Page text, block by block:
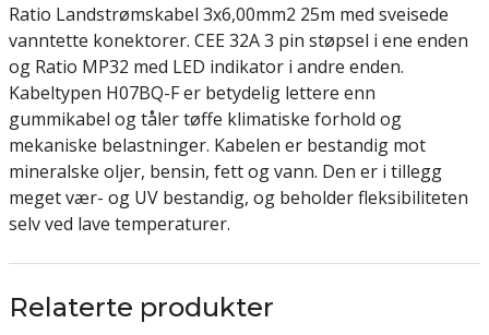
Ratio Landstrømskabel 3x6,00mm2 25m med sveisede
vanntette konektorer. CEE 32A 3 pin støpsel i ene enden
og Ratio MP32 med LED indikator i andre enden.
Kabeltypen H07BQ-F er betydelig lettere enn
gummikabel og tåler tøffe klimatiske forhold og
mekaniske belastninger. Kabelen er bestandig mot
mineralske oljer, bensin, fett og vann. Den er i tillegg
meget vær- og UV bestandig, og beholder fleksibiliteten
selv ved lave temperaturer.
Relaterte produkter